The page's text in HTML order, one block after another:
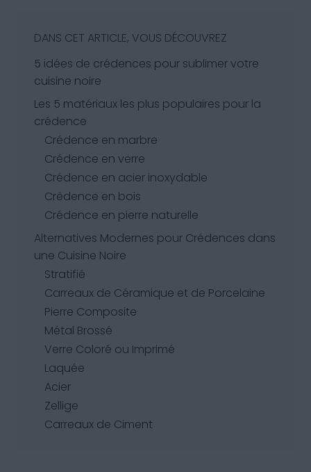
DANS CET ARTICLE, VOUS DÉCOUVREZ
5 idées de crédences pour sublimer votre
cuisine noire
Les 5 matériaux les plus populaires pour la
crédence
Crédence en marbre
Crédence en verre
Crédence en acier inoxydable
Crédence en bois
Crédence en pierre naturelle
Alternatives Modernes pour Crédences dans
une Cuisine Noire
Stratifié
Carreaux de Céramique et de Porcelaine
Pierre Composite
Métal Brossé
Verre Coloré ou Imprimé
Laquée
Acier
Zellige
Carreaux de Ciment